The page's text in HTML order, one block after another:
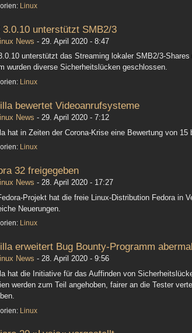
Linux
3.0.10 unterstützt SMB2/3
News - 29. April 2020 - 8:47
unterstützt das Streaming lokaler SMB2/3-
wurden diverse Sicherheitslücken geschlossen.
Linux
bewertet Videoanrufsysteme
News - 29. April 2020 - 7:12
hat in Zeiten der Corona-Krise eine Bewertung von
Linux
32 freigegeben
News - 28. April 2020 - 17:27
Projekt hat die freie Linux-Distribution Fedora in
Neuerungen.
Linux
erweitert Bug Bounty-Programm
News - 28. April 2020 - 9:56
hat die Initiative für das Auffinden von
werden zum Teil angehoben, fairer an die Tester
Linux